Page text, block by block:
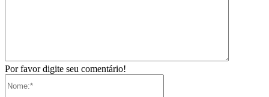
Por favor digite seu comentário!